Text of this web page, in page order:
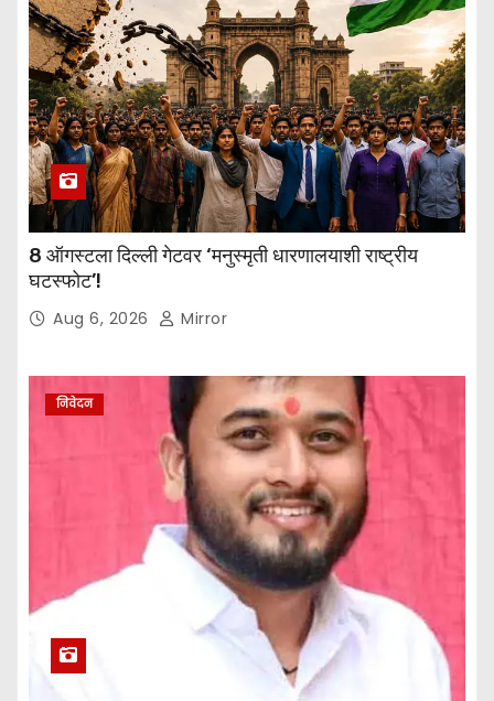
8 ऑगस्टला दिल्ली गेटवर ‘मनुस्मृती धारणालयाशी राष्ट्रीय
घटस्फोट’!
Aug 6, 2026 Mirror
निवेदन